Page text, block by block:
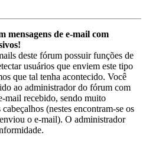
mensagens de e-mail com
deste fórum possuir funções de
usuários que enviem este tipo
que tal tenha acontecido. Você
ao administrador do fórum com
mail recebido, sendo muito
(nestes encontram-se os
o e-mail). O administrador